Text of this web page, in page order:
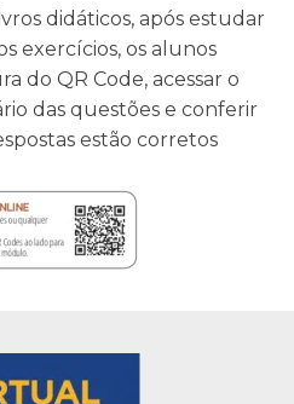
didáticos, após estudar
exercícios, os alunos
do QR Code, acessar o
das questões e conferir
estão corretos